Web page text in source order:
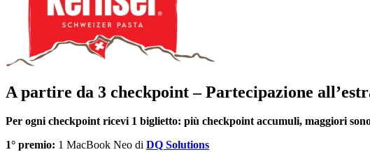
A partire da 3 checkpoint – Partecipazione
Per ogni checkpoint ricevi 1 biglietto: più checkpoint accumuli, maggiori
1° premio: 1 MacBook Neo di DQ Solutions